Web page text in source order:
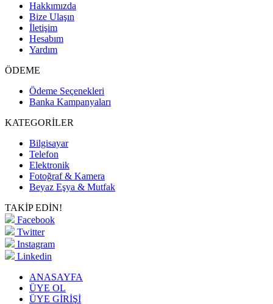
Hakkımızda
Bize Ulaşın
İletişim
Hesabım
Yardım
ÖDEME
Ödeme Seçenekleri
Banka Kampanyaları
KATEGORİLER
Bilgisayar
Telefon
Elektronik
Fotoğraf & Kamera
Beyaz Eşya & Mutfak
TAKİP EDİN!
Facebook
Twitter
Instagram
Linkedin
ANASAYFA
ÜYE OL
ÜYE GİRİŞİ